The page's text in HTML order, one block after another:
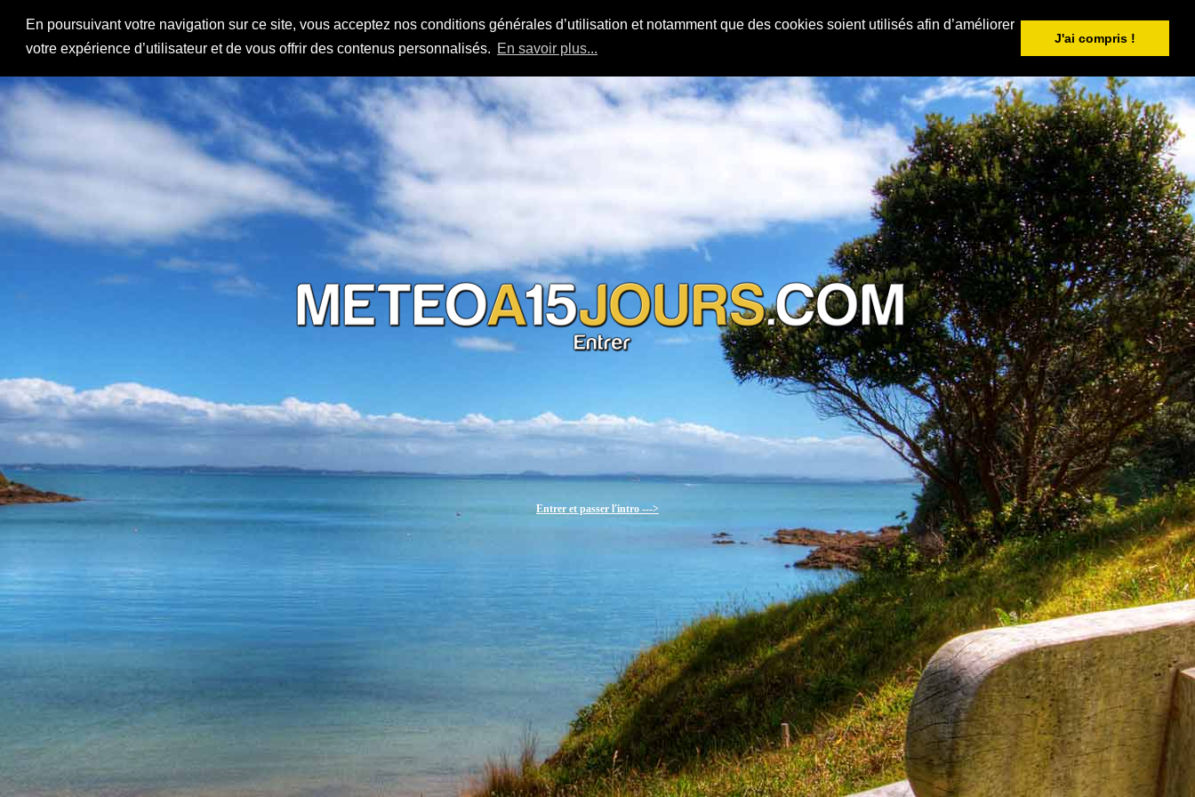
En poursuivant votre navigation sur ce site, vous acceptez nos conditions générales d’utilisation et notamment que des cookies soient utilisés afin d’améliorer
votre expérience d’utilisateur et de vous offrir des contenus personnalisés. En savoir plus...
J'ai compris !
Entrer et passer l'intro --->